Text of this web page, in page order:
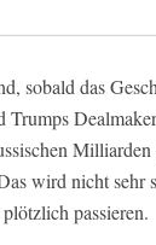
sobald das
wird nicht sehr
passieren.